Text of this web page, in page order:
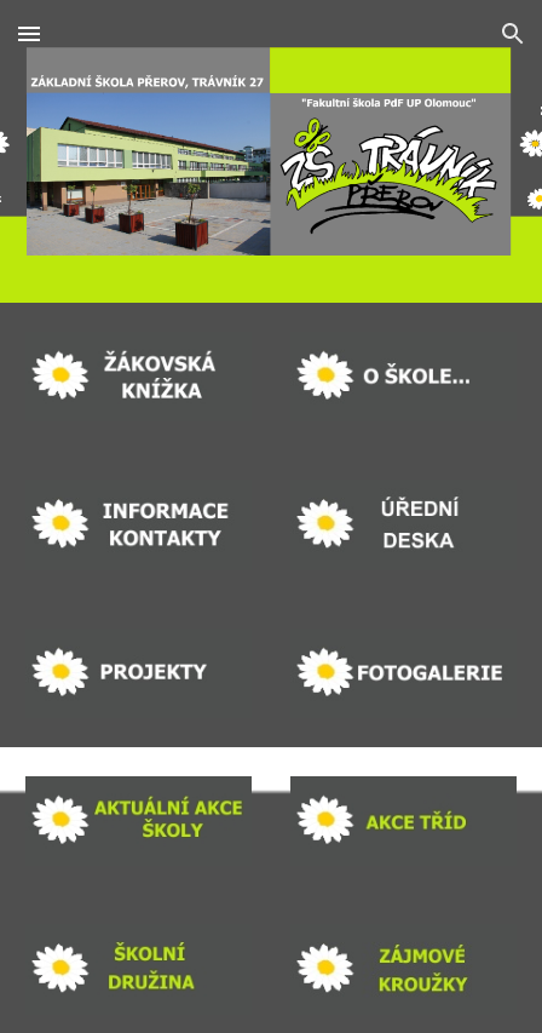
Skip to main content Skip to navigation